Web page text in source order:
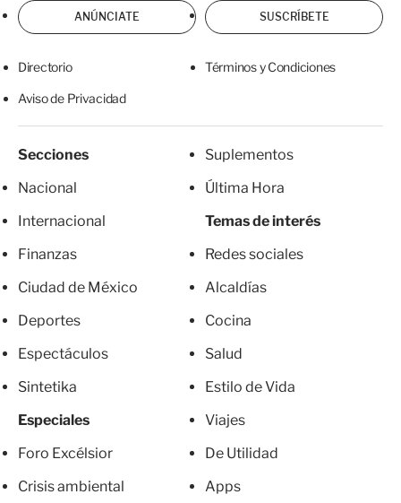
ANÚNCIATE SUSCRÍBETE
Directorio Términos y Condiciones
Aviso de Privacidad
Secciones
Nacional
Internacional
Finanzas
Ciudad de México
Deportes
Espectáculos
Sintetika
Especiales
Foro Excélsior
Crisis ambiental
Suplementos
Última Hora
Temas de interés
Redes sociales
Alcaldías
Cocina
Salud
Estilo de Vida
Viajes
De Utilidad
Apps